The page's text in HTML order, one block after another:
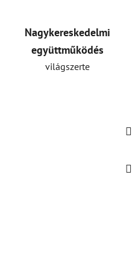
Nagykereskedelmi
együttműködés
világszerte